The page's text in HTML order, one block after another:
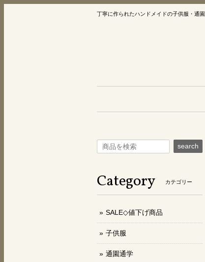
丁寧に作られたハンドメイドの子供服・通
search
Category カテゴリー
SALE◇値下げ商品
子供服
通園通学